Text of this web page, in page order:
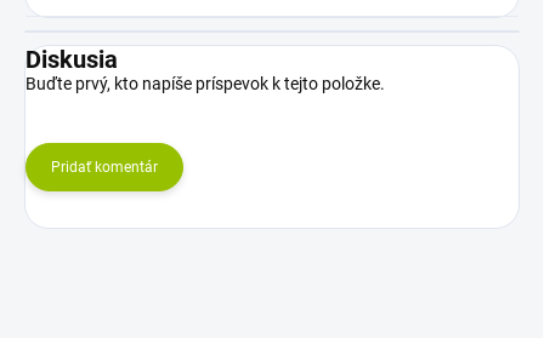
Diskusia
Buďte prvý, kto napíše príspevok k tejto položke.
Pridať komentár